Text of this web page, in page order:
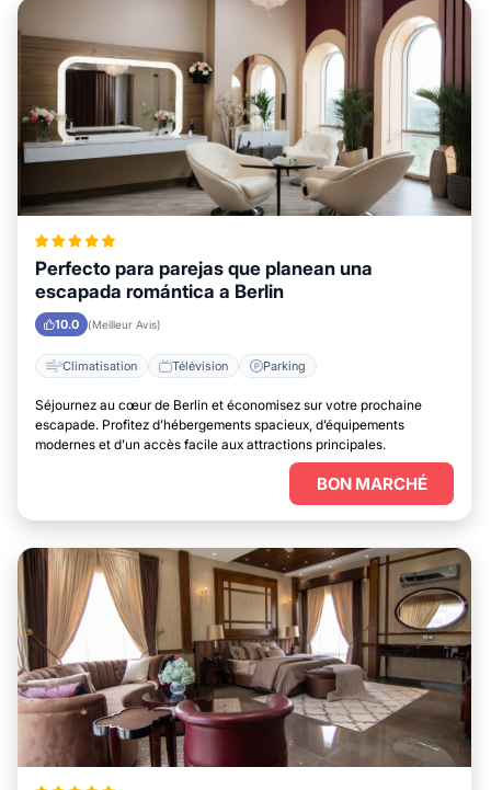
Perfecto para parejas que planean una
escapada romántica a Berlin
10.0 (Meilleur Avis)
Climatisation Télévision Parking
Séjournez au cœur de Berlin et économisez sur votre prochaine
escapade. Profitez d’hébergements spacieux, d’équipements
modernes et d’un accès facile aux attractions principales.
BON MARCHÉ